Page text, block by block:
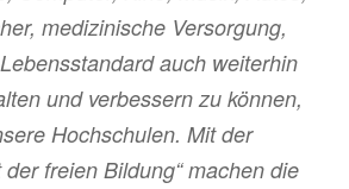
medizinische Versorgung,
auch weiterhin
und verbessern zu können,
Hochschulen. Mit der
der freien Bildung“ machen die